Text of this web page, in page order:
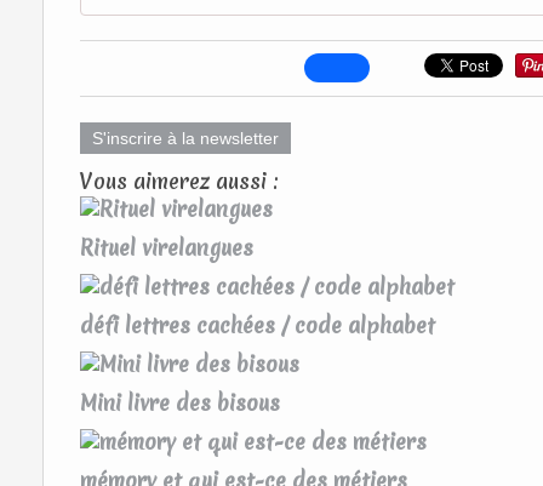
S'inscrire à la newsletter
Vous aimerez aussi :
Rituel virelangues
défi lettres cachées / code alphabet
Mini livre des bisous